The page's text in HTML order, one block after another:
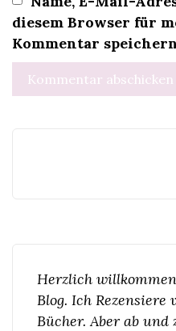
diesem Browser für
Kommentar
Herzlich
Blog. Ich
Bücher. Aber ab und